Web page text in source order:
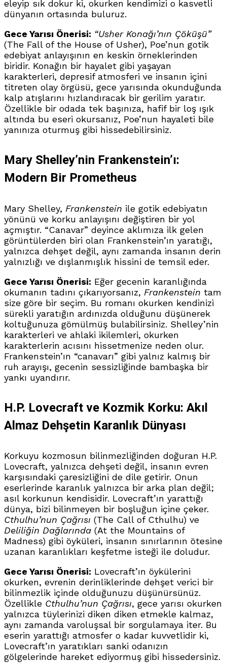
eleyip sık dokur ki, okurken kendimizi o kasvetli
dünyanın ortasında buluruz.
Gece Yarısı Önerisi: “Usher Konağı’nın Çöküşü”
(The Fall of the House of Usher), Poe’nun gotik
edebiyat anlayışının en keskin örneklerinden
biridir. Konağın bir hayalet gibi yaşayan
karakterleri, depresif atmosferi ve insanın içini
titreten olay örgüsü, gece yarısında okunduğunda
kalp atışlarını hızlandıracak bir gerilim yaratır.
Özellikle bir odada tek başınıza, hafif bir loş ışık
altında bu eseri okursanız, Poe’nun hayaleti bile
yanınıza oturmuş gibi hissedebilirsiniz.
Mary Shelley’nin Frankenstein’ı:
Modern Bir Prometheus
Mary Shelley, Frankenstein ile gotik edebiyatın
yönünü ve korku anlayışını değiştiren bir yol
açmıştır. “Canavar” deyince aklımıza ilk gelen
görüntülerden biri olan Frankenstein’ın yaratığı,
yalnızca dehşet değil, aynı zamanda insanın derin
yalnızlığı ve dışlanmışlık hissini de temsil eder.
Gece Yarısı Önerisi: Eğer gecenin karanlığında
okumanın tadını çıkarıyorsanız, Frankenstein tam
size göre bir seçim. Bu romanı okurken kendinizi
sürekli yaratığın ardınızda olduğunu düşünerek
koltuğunuza gömülmüş bulabilirsiniz. Shelley’nin
karakterleri ve ahlaki ikilemleri, okurken
karakterlerin acısını hissetmenize neden olur.
Frankenstein’ın “canavarı” gibi yalnız kalmış bir
ruh arayışı, gecenin sessizliğinde bambaşka bir
yankı uyandırır.
H.P. Lovecraft ve Kozmik Korku: Akıl
Almaz Dehşetin Karanlık Dünyası
Korkuyu kozmosun bilinmezliğinden doğuran H.P.
Lovecraft, yalnızca dehşeti değil, insanın evren
karşısındaki çaresizliğini de dile getirir. Onun
eserlerinde karanlık yalnızca bir arka plan değil;
asıl korkunun kendisidir. Lovecraft’ın yarattığı
dünya, bizi bilinmeyen bir boşluğun içine çeker.
Cthulhu’nun Çağrısı (The Call of Cthulhu) ve
Deliliğin Dağlarında (At the Mountains of
Madness) gibi öyküleri, insanın sınırlarının ötesine
uzanan karanlıkları keşfetme isteği ile doludur.
Gece Yarısı Önerisi: Lovecraft’ın öykülerini
okurken, evrenin derinliklerinde dehşet verici bir
bilinmezlik içinde olduğunuzu düşünürsünüz.
Özellikle Cthulhu’nun Çağrısı, gece yarısı okurken
yalnızca tüylerinizi diken diken etmekle kalmaz,
aynı zamanda varoluşsal bir sorgulamaya iter. Bu
eserin yarattığı atmosfer o kadar kuvvetlidir ki,
Lovecraft’ın yaratıkları sanki odanızın
gölgelerinde hareket ediyormuş gibi hissedersiniz.